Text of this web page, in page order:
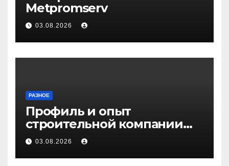
Metpromserv
03.08.2026
РАЗНОЕ
Профиль и опыт
строительной компании
Медичи
03.08.2026